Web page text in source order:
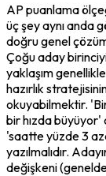
AP puanlama
üç şey aynı anda
doğru genel
Çoğu aday
yaklaşım
hazırlık
okuyabilmektir.
bir hızda
'saatte yüzde 3
yazılmalıdır.
değişkeni